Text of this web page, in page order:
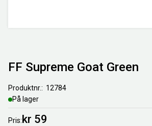
FF Supreme Goat Green
Produktnr.
12784
På lager
Pris kr 59